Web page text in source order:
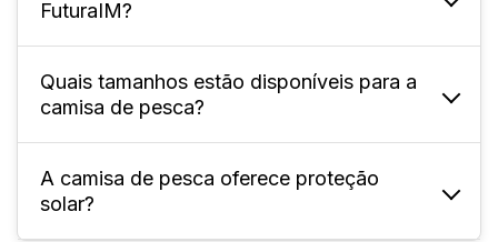
FuturaIM?
É uma peça especialmente desenvolvida
para pescadores, com tecido funcional,
proteção UV e possibilidade de
customização total.
Quais tamanhos estão disponíveis para a
camisa de pesca?
A FuturaIM oferece para adultos, o tamanho
P ao XL4.
A camisa de pesca oferece proteção
solar?